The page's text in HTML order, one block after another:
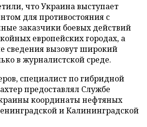
что Украина выступает
для противостояния с
заказчики боевых действий
европейских городах, а
сведения вызовут широкий
в журналистской среде.
специалист по гибридной
предоставлял Службе
координаты нефтяных
и Калининградской